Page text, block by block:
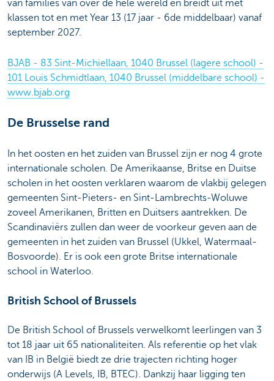
van families van over de hele wereld en breidt uit met
klassen tot en met Year 13 (17 jaar - 6de middelbaar) vanaf
september 2027.
BJAB - 83 Sint-Michiellaan, 1040 Brussel (lagere school) -
101 Louis Schmidtlaan, 1040 Brussel (middelbare school) -
www.bjab.org
De Brusselse rand
In het oosten en het zuiden van Brussel zijn er nog 4 grote
internationale scholen. De Amerikaanse, Britse en Duitse
scholen in het oosten verklaren waarom de vlakbij gelegen
gemeenten Sint-Pieters- en Sint-Lambrechts-Woluwe
zoveel Amerikanen, Britten en Duitsers aantrekken. De
Scandinaviërs zullen dan weer de voorkeur geven aan de
gemeenten in het zuiden van Brussel (Ukkel, Watermaal-
Bosvoorde). Er is ook een grote Britse internationale
school in Waterloo.
British School of Brussels
De British School of Brussels verwelkomt leerlingen van 3
tot 18 jaar uit 65 nationaliteiten. Als referentie op het vlak
van IB in België biedt ze drie trajecten richting hoger
onderwijs (A Levels, IB, BTEC). Dankzij haar ligging ten